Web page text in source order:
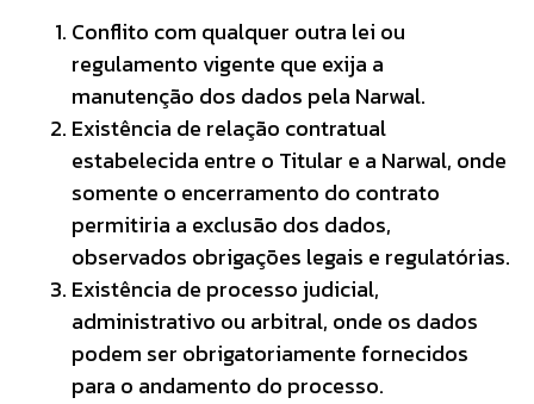
Conflito com qualquer outra lei ou
regulamento vigente que exija a
manutenção dos dados pela Narwal.
Existência de relação contratual
estabelecida entre o Titular e a Narwal, onde
somente o encerramento do contrato
permitiria a exclusão dos dados,
observados obrigações legais e regulatórias.
Existência de processo judicial,
administrativo ou arbitral, onde os dados
podem ser obrigatoriamente fornecidos
para o andamento do processo.